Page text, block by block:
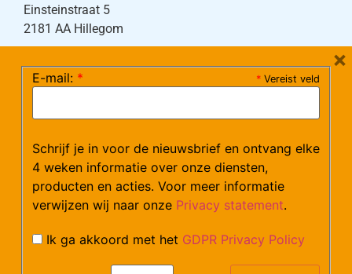
Einsteinstraat 5
2181 AA Hillegom
Tel:0252-533256
08:30-16:00 uur)
Mail:
klantenservice@arvem.nl
Werken bij Arvem?
Bekijk hier onze vacatures.
* Vereist veld
E-mail: *
Schrijf je in voor de nieuwsbrief en ontvang elke
4 weken informatie over onze diensten,
producten en acties. Voor meer informatie
verwijzen wij naar onze Privacy statement.
Ik ga akkoord met het GDPR Privacy Policy
×